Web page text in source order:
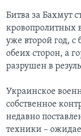
Битва за Бахмут
кровопролитных
уже второй год,
обеих сторон, а
разрушен в
Украинское
собственное
недавно
техники –